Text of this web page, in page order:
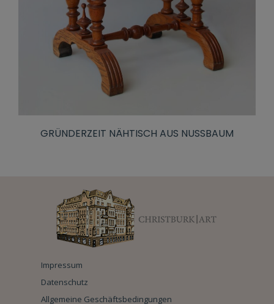
GRÜNDERZEIT NÄHTISCH AUS NUSSBAUM
Impressum
Datenschutz
Allgemeine Geschäftsbedingungen